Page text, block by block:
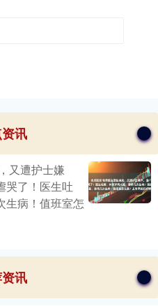
讯
又遭护士嫌
哭了！医生吐
生病！值班室怎
讯